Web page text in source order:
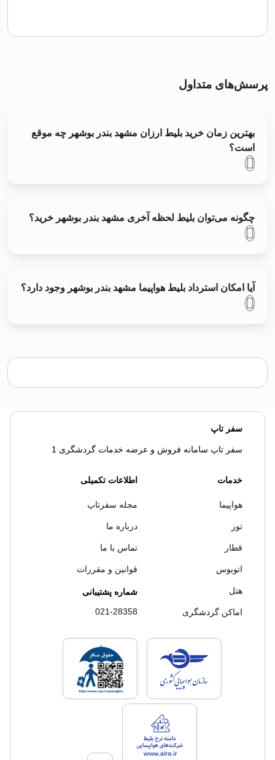
پرسش‌های متداول
بهترین زمان خرید بلیط ارزان مشهد بندر بوشهر چه موقع
است؟
چگونه می‌توان بلیط لحظه آخری مشهد بندر بوشهر خرید؟
آیا امکان استرداد بلیط هواپیما مشهد بندر بوشهر وجود دارد؟
سفر تاپ
سفر تاپ سامانه فروش و عرضه خدمات گردشگری 1
خدمات
هواپیما
تور
قطار
اتوبوس
هتل
اماکن گردشگری
اطلاعات تکمیلی
مجله سفرتاپ
درباره ما
تماس با ما
قوانین و مقررات
شماره پشتیبانی
021-28358
لایسنس های فروش سفرتاپلایسنس های
لایسنس های فروش سفرتاپ